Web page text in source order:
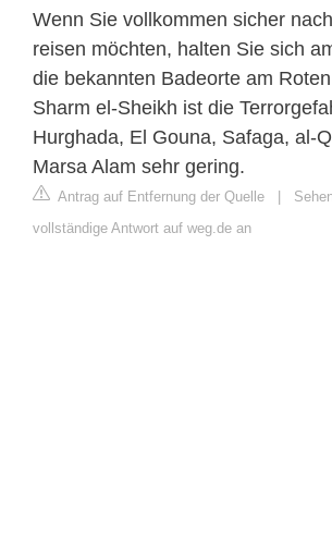
Wenn Sie vollkommen sicher
reisen möchten, halten Sie sich
die bekannten Badeorte am
Sharm el-Sheikh ist die
Hurghada, El Gouna, Safaga, al-
Marsa Alam sehr gering.
Antrag auf Entfernung der Quelle |
vollständige Antwort auf weg.de an